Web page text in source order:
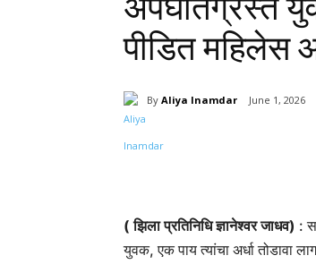
अपघातग्रस्त
पीडित महिलेस
By Aliya Inamdar June 1, 2026
( झिला प्रतिनिधि ज्ञानेश्वर जाधव) :
युवक, एक पाय त्यांचा अर्धा तोडावा